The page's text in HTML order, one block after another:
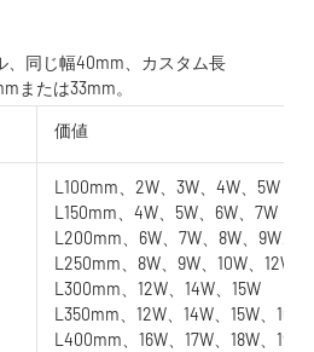
、同じ幅40mm、カスタム長
価値
L100mm、2W、3W、4W、5W
L150mm、4W、5W、6W、7W
L200mm、6W、7W、8W、9W、
L250mm、8W、9W、10W、12W
L300mm、12W、14W、15W
L350mm、12W、14W、15W、16W
L400mm、16W、17W、18W、19W